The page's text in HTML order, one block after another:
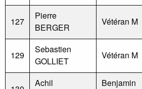
127
Pierre
BERGER
Vétéran M
129
Sebastien
GOLLIET
Vétéran M
Achil
Benjamin